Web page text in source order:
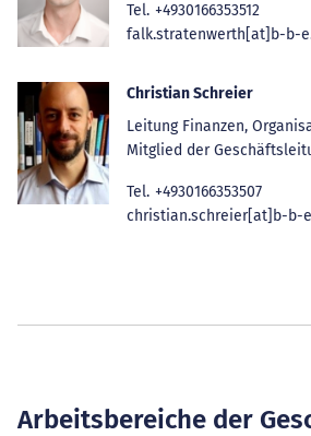
Tel. +4930166353512
falk.stratenwerth[at]b-b-
Christian Schreier
Leitung Finanzen,
Mitglied der
Tel. +4930166353507
christian.schreier[at]b-b-
Arbeitsbereiche der